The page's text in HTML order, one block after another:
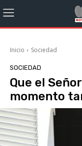
Inicio Sociedad
SOCIEDAD
Que el
momento